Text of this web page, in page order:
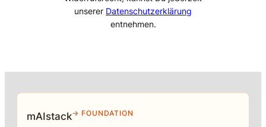
unserer Datenschutzerklärung
entnehmen.
mAIstack→ FOUNDATION